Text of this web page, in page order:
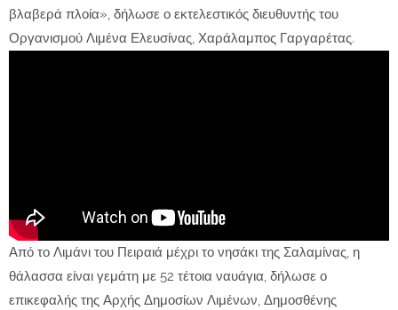
βλαβερά πλοία», δήλωσε ο εκτελεστικός διευθυντής του
Οργανισμού Λιμένα Ελευσίνας, Χαράλαμπος Γαργαρέτας.
Από το Λιμάνι του Πειραιά μέχρι το νησάκι της Σαλαμίνας, η
θάλασσα είναι γεμάτη με 52 τέτοια ναυάγια, δήλωσε ο
επικεφαλής της Αρχής Δημοσίων Λιμένων, Δημοσθένης